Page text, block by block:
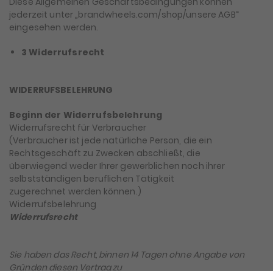
jederzeit unter „brandwheels.com/shop/unsere AGB“
eingesehen werden.
3 Widerrufsrecht
WIDERRUFSBELEHRUNG
Beginn der Widerrufsbelehrung
Widerrufsrecht für Verbraucher
(Verbraucher ist jede natürliche Person, die ein
Rechtsgeschäft zu Zwecken abschließt, die
überwiegend weder Ihrer gewerblichen noch ihrer
selbstständigen beruflichen Tätigkeit
zugerechnet werden können.)
Widerrufsbelehrung
Widerrufsrecht
Sie haben das Recht, binnen 14 Tagen ohne Angabe von
Gründen diesen Vertrag zu